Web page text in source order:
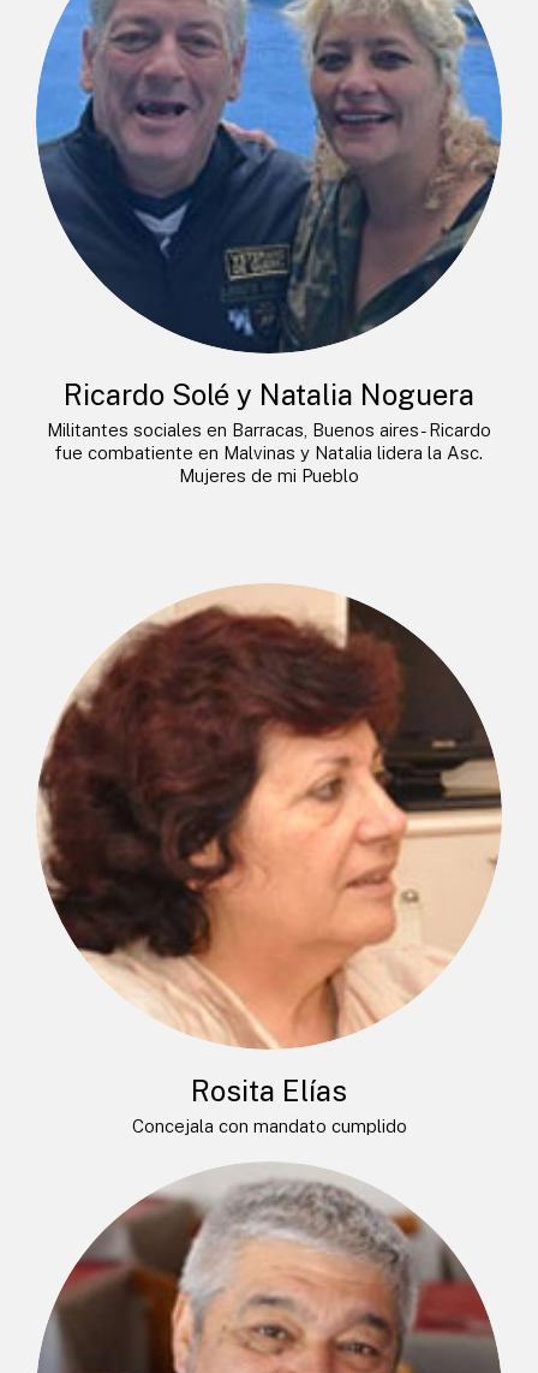
Ricardo Solé y Natalia Noguera
Militantes sociales en Barracas, Buenos aires- Ricardo
fue combatiente en Malvinas y Natalia lidera la Asc.
Mujeres de mi Pueblo
Rosita Elías
Concejala con mandato cumplido